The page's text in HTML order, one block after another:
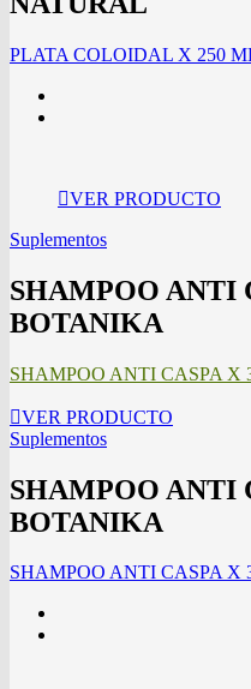
PLATA COLOIDAL X 250
VER PRODUCTO
Suplementos
SHAMPOO ANTI
BOTANIKA
SHAMPOO ANTI CASPA X
VER PRODUCTO
Suplementos
SHAMPOO ANTI
BOTANIKA
SHAMPOO ANTI CASPA X